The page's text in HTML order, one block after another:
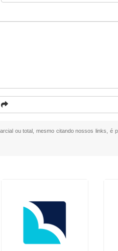
ou total, mesmo citando nossos links, é